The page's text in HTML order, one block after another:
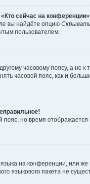
сейчас на
вы найдёте опцию
пользователем.
часовому поясу, а не
часовой пояс, как и
пояс, но время
на конференции, или
языкового пакета не